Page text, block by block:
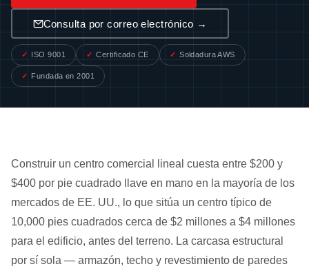
Consulta por correo electrónico →
ISO 9001 Certificado CE Soldadura AWS
Fundada en 2001
Construir un centro comercial lineal cuesta entre $200 y
$400 por pie cuadrado llave en mano en la mayoría de los
mercados de EE. UU., lo que sitúa un centro típico de
10,000 pies cuadrados cerca de $2 millones a $4 millones
para el edificio, antes del terreno. La carcasa estructural
por sí sola — armazón, techo y revestimiento de paredes